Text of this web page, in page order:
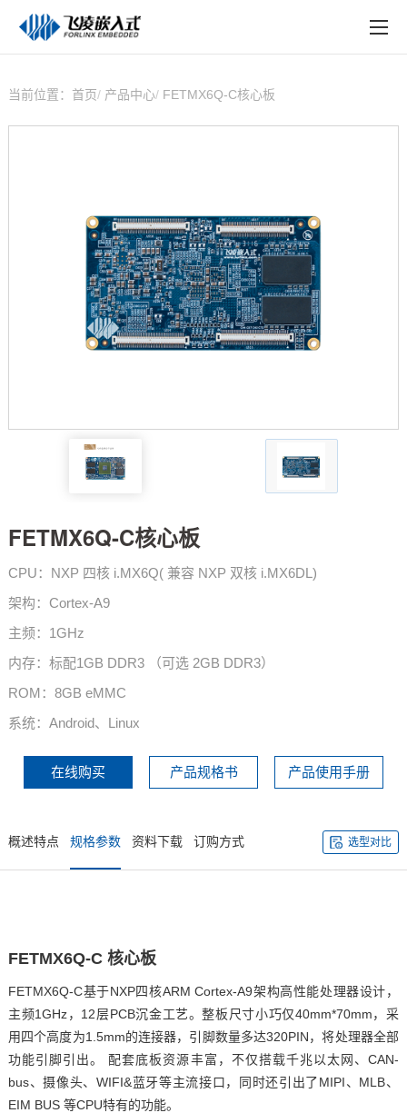
技术论坛
在线购买
当前位置： 首页 产品中心 FETMX6Q-C核心板
FETMX6Q-C核心板
CPU：NXP 四核 i.MX6Q( 兼容 NXP 双核 i.MX6DL)
架构：Cortex-A9
主频：1GHz
内存：标配1GB DDR3 （可选 2GB DDR3）
ROM：8GB eMMC
系统：Android、Linux
在线购买 产品规格书 产品使用手册
概述特点 规格参数 资料下载 订购方式 选型对比
FETMX6Q-C 核心板
FETMX6Q-C基于NXP四核ARM Cortex-A9架构高性能处理器设计，
主频1GHz，12层PCB沉金工艺。整板尺寸小巧仅40mm*70mm，采
用四个高度为1.5mm的连接器， 引脚数量多达320PIN，将处理器全部
功能引脚引出。 配套底板资源丰富，不仅搭载千兆以太网、CAN-
bus、摄像头、WIFI&蓝牙等主流接口，同时还引出了MIPI、MLB、
EIM BUS 等CPU特有的功能。